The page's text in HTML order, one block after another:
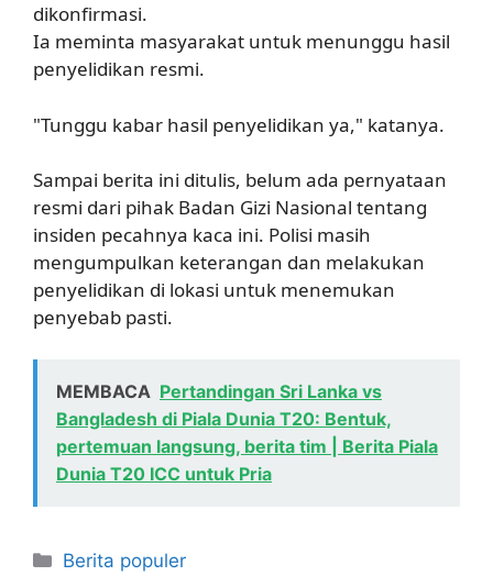
dikonfirmasi.
Ia meminta masyarakat untuk menunggu hasil
penyelidikan resmi.
"Tunggu kabar hasil penyelidikan ya," katanya.
Sampai berita ini ditulis, belum ada pernyataan
resmi dari pihak Badan Gizi Nasional tentang
insiden pecahnya kaca ini. Polisi masih
mengumpulkan keterangan dan melakukan
penyelidikan di lokasi untuk menemukan
penyebab pasti.
MEMBACA Pertandingan Sri Lanka vs
Bangladesh di Piala Dunia T20: Bentuk,
pertemuan langsung, berita tim | Berita Piala
Dunia T20 ICC untuk Pria
Kategori
Berita populer